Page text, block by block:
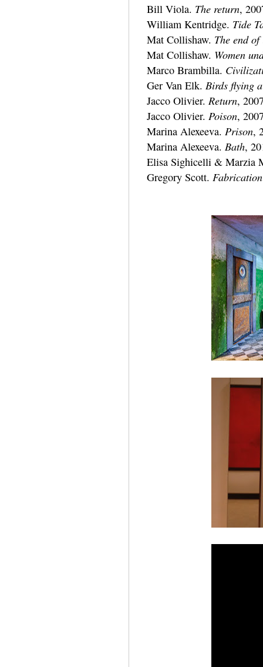
Bill Viola. The return,
William Kentridge. Tide
Mat Collishaw. The end
Mat Collishaw. Women
Marco Brambilla.
Ger Van Elk. Birds flying
Jacco Olivier. Return,
Jacco Olivier. Poison,
Marina Alexeeva. Prison,
Marina Alexeeva. Bath,
Elisa Sighicelli & Marzia
Gregory Scott. Fabrication